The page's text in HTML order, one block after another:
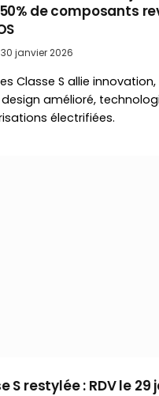
de composants
30 janvier 2026
Classe S allie
amélioré,
électrifiées.
S restylée : RDV le 29